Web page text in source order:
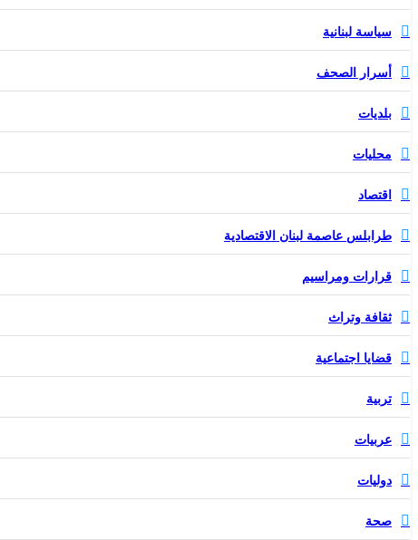
سياسة لبنانية
أسرار الصحف
بلديات
محليات
اقتصاد
طرابلس عاصمة لبنان الاقتصادية
قرارات ومراسيم
ثقافة وتراث
قضايا اجتماعية
تربية
عربيات
دوليات
صحة